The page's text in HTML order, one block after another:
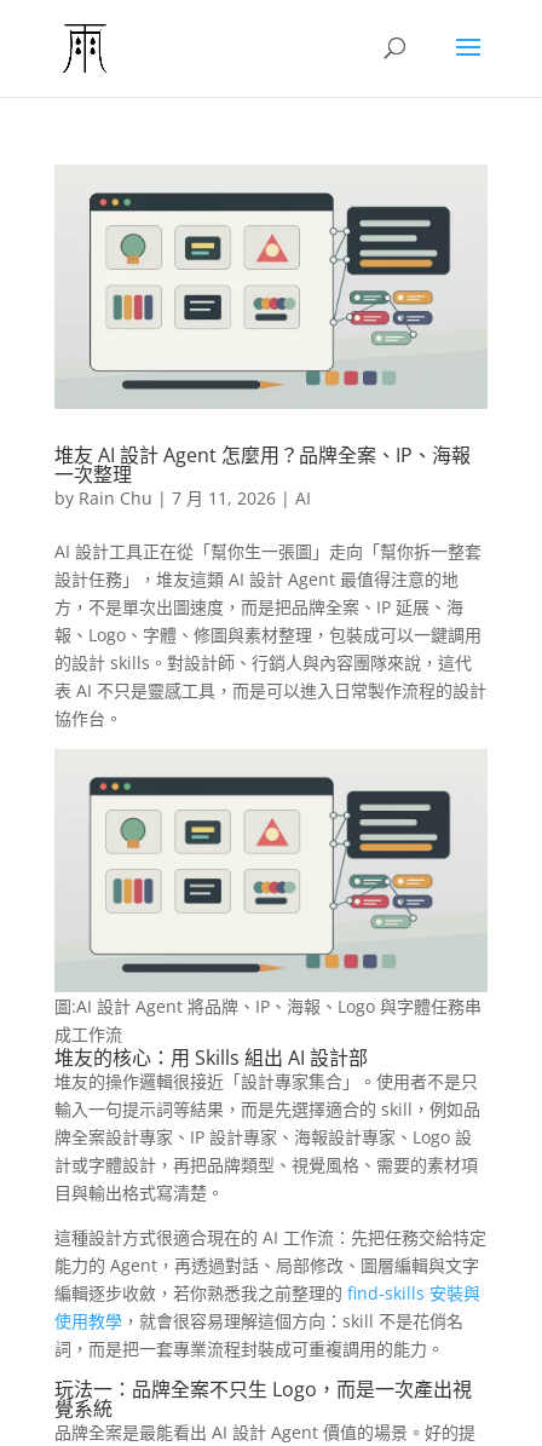
堆友 AI 設計 Agent 怎麼用？品牌全案、IP、海報
一次整理
by Rain Chu | 7 月 11, 2026| AI
AI 設計工具正在從「幫你生一張圖」走向「幫你拆一整套
設計任務」，堆友這類 AI 設計 Agent 最值得注意的地
方，不是單次出圖速度，而是把品牌全案、IP 延展、海
報、Logo、字體、修圖與素材整理，包裝成可以一鍵調用
的設計 skills。對設計師、行銷人與內容團隊來說，這代
表 AI 不只是靈感工具，而是可以進入日常製作流程的設計
協作台。
圖:AI 設計 Agent 將品牌、IP、海報、Logo 與字體任務串
成工作流
堆友的核心：用 Skills 組出 AI 設計部
堆友的操作邏輯很接近「設計專家集合」。使用者不是只
輸入一句提示詞等結果，而是先選擇適合的 skill，例如品
牌全案設計專家、IP 設計專家、海報設計專家、Logo 設
計或字體設計，再把品牌類型、視覺風格、需要的素材項
目與輸出格式寫清楚。
這種設計方式很適合現在的 AI 工作流：先把任務交給特定
能力的 Agent，再透過對話、局部修改、圖層編輯與文字
編輯逐步收斂，若你熟悉我之前整理的 find-skills 安裝與
使用教學，就會很容易理解這個方向：skill 不是花俏名
詞，而是把一套專業流程封裝成可重複調用的能力。
玩法一：品牌全案不只生 Logo，而是一次產出視
覺系統
品牌全案是最能看出 AI 設計 Agent 價值的場景。好的提